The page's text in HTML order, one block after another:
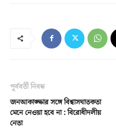
পূর্ববর্তী নিবন্ধ
জনআকাঙ্ক্ষার সঙ্গে বিশ্বাসঘাতকতা
মেনে নেওয়া হবে না : বিরোধীদলীয়
নেতা